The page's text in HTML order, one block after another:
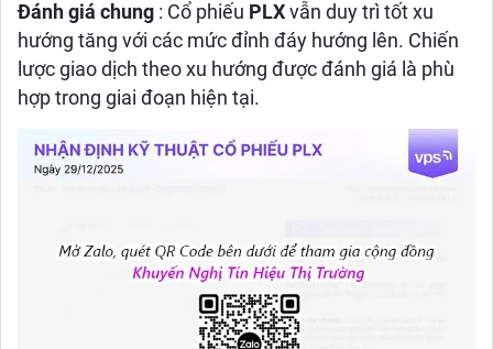
Đánh giá chung : Cổ phiếu PLX vẫn duy trì tốt xu
hướng tăng với các mức đỉnh đáy hướng lên. Chiến
lược giao dịch theo xu hướng được đánh giá là phù
hợp trong giai đoạn hiện tại.